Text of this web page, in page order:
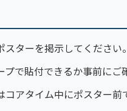
ターを掲示してください
で貼付できるか事前にご
アタイム中にポスター